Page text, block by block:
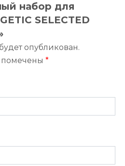
набор для
SELECTED
опубликован.
помечены *